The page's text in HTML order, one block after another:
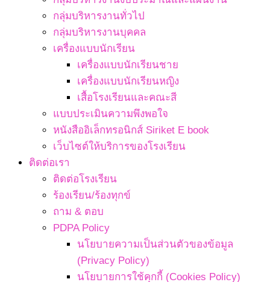
กลุ่มบริหารงานทั่วไป
กลุ่มบริหารงานบุคคล
เครื่องแบบนักเรียน
เครื่องแบบนักเรียนชาย
เครื่องแบบนักเรียนหญิง
เสื้อโรงเรียนและคณะสี
แบบประเมินความพึงพอใจ
หนังสืออิเล็กทรอนิกส์ Siriket E book
เว็บไซต์ให้บริการของโรงเรียน
ติดต่อเรา
ติดต่อโรงเรียน
ร้องเรียน/ร้องทุกข์
ถาม & ตอบ
PDPA Policy
นโยบายความเป็นส่วนตัวของข้อมูล
(Privacy Policy)
นโยบายการใช้คุกกี้ (Cookies Policy)